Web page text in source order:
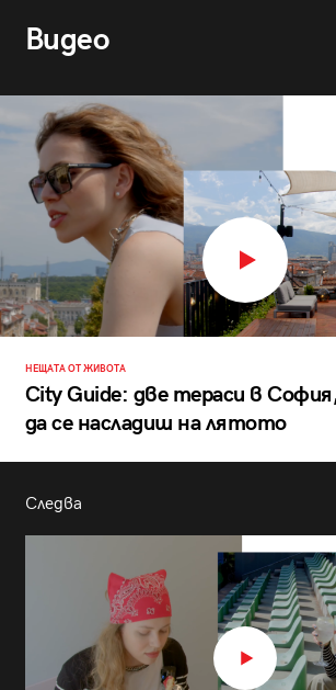
Видео
НЕЩАТА ОТ ЖИВОТА
City Guide: две тераси в
да се насладиш на лятото
Следва